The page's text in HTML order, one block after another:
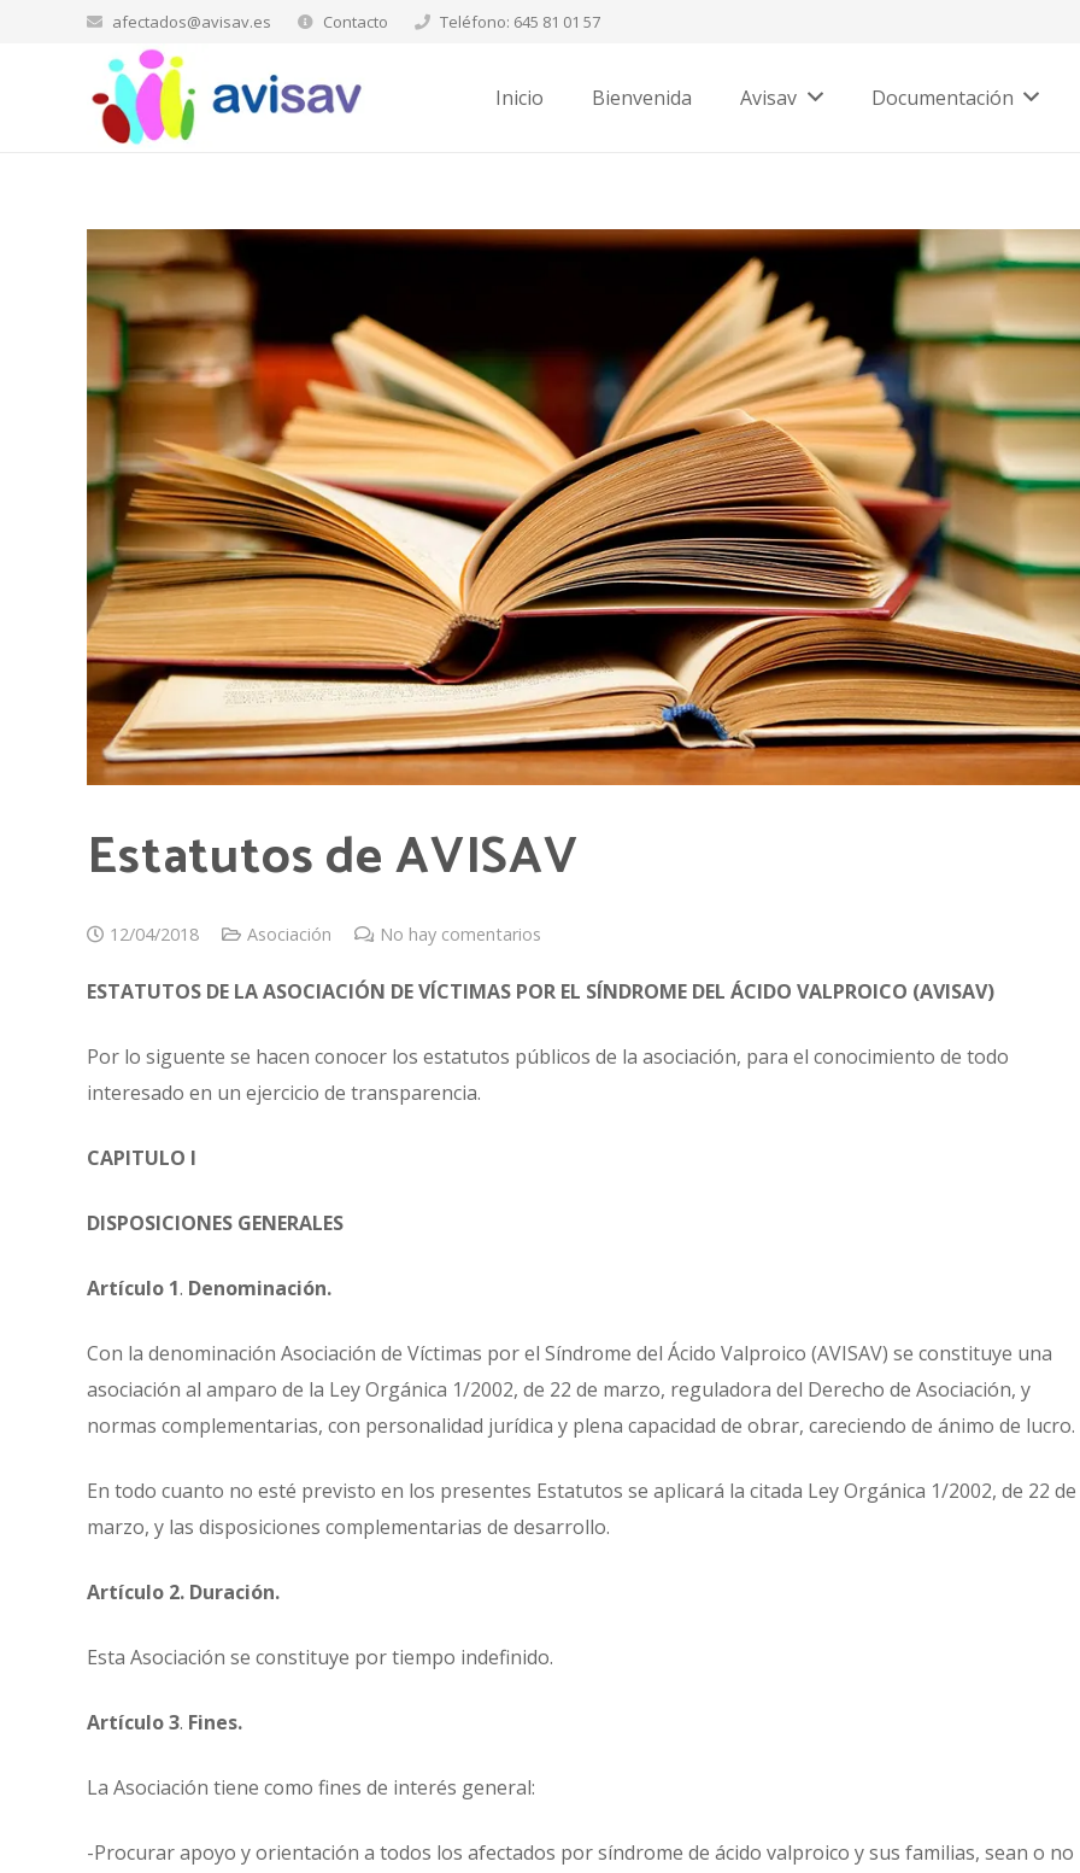
afectados@avisav.es Contacto Teléfono: 645 81 01 57
Inicio Bienvenida Avisav Documentación
Estatutos de AVISAV
12/04/2018 Asociación No hay comentarios
ESTATUTOS DE LAASOCIACIÓN DE VÍCTIMAS POR EL SÍNDROME DEL ÁCIDO VALPROICO (AVISAV)
Por lo siguente se hacen conocer los estatutos públicos de la asociación, para el conocimiento de todo
interesado en un ejercicio de transparencia.
CAPITULO I
DISPOSICIONES GENERALES
Artículo 1. Denominación.
Con la denominación Asociación de Víctimas por el Síndrome del Ácido Valproico (AVISAV) se constituye una
asociación al amparo de la Ley Orgánica 1/2002, de 22 de marzo, reguladora del Derecho de Asociación, y
normas complementarias, con personalidad jurídica y plena capacidad de obrar, careciendo de ánimo de lucro.
En todo cuanto no esté previsto en los presentes Estatutos se aplicará la citada Ley Orgánica 1/2002, de 22 de
marzo, y las disposiciones complementarias de desarrollo.
Artículo 2. Duración.
Esta Asociación se constituye por tiempo indefinido.
Artículo 3. Fines.
La Asociación tiene como fines de interés general:
-Procurar apoyo y orientación a todos los afectados por síndrome de ácido valproico y sus familias, sean o no